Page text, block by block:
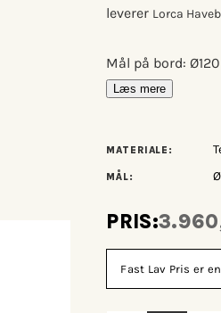
leverer Lorca
Mål på bord:
Læs mere
MATERIALE:
MÅL:
PRIS:
Fast Lav Pris er